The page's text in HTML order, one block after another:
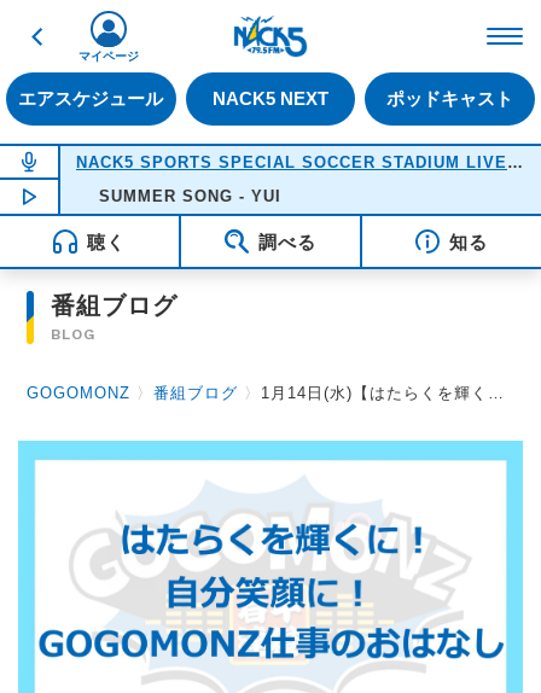
戻る
エアスケジュール NACK5 NEXT ポッドキャスト
マイページ
NOW ON AIR
NACK5 SPORTS SPECIAL SOCCER STADIUM LIVE 2026
NOW PLAYING18:05
SUMMER SONG - YUI
聴く 調べる 知る
番組ブログ
BLOG
GOGOMONZ 〉番組ブログ 〉 1月14日(水)【はたらくを輝くに！自分笑顔に！GOGOMONZ仕事のおはなし】